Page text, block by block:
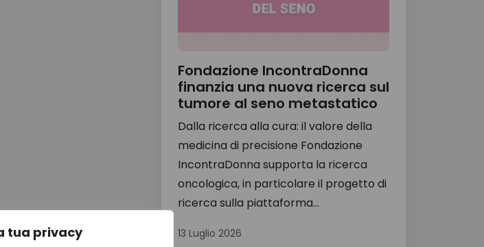
tua privacy
Fondazione IncontraDonna
finanzia una nuova ricerca sul
tumore al seno metastatico
Dalla ricerca alla cura: il valore della
medicina di precisione Fondazione
IncontraDonna supporta la ricerca
oncologica, in particolare il progetto di
ricerca sulla piattaforma...
13 Luglio 2026